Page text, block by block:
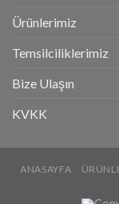
Ürünlerimiz
Temsilciliklerimiz
Bize Ulaşın
KVKK
ANASAYFA